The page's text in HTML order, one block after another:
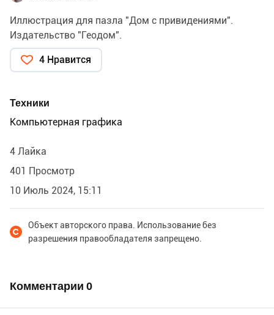
Иллюстрация для пазла "Дом с привидениями".
Издательство "Геодом".
4 Нравится
Техники
Компьютерная графика
4 Лайка
401 Просмотр
10 Июль 2024, 15:11
Объект авторского права. Использование без
разрешения правообладателя запрещено.
Комментарии 0